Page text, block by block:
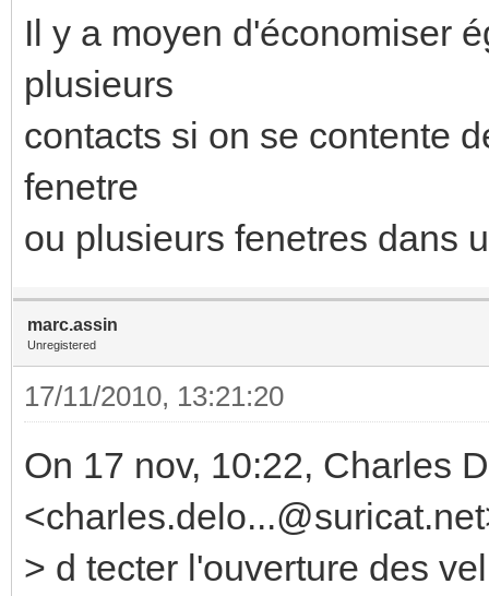
Il y a moyen d'économiser
plusieurs
contacts si on se contente
fenetre
ou plusieurs fenetres dans
marc.assin
Unregistered
17/11/2010, 13:21:20
On 17 nov, 10:22, Charles
> d tecter l'ouverture des